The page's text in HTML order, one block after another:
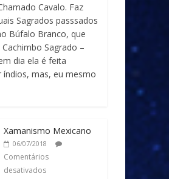
Cavalo. Faz
Sagrados passsados
Búfalo Branco, que
Sagrado –
dia ela é feita
índios, mas, eu mesmo
Xamanismo Mexicano
06/07/2018
Comentários
desativados